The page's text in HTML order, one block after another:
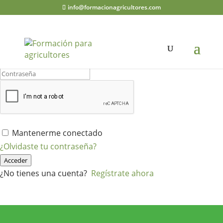
info@formacionagricultores.com
¡Hola, bienvenido de nuevo!
Mantenerme conectado
¿Olvidaste tu contraseña?
Acceder
¿No tienes una cuenta? Regístrate ahora